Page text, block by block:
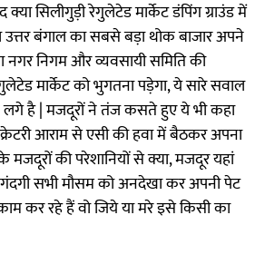
सिलीगुड़ी रेगुलेटेड मार्केट डंपिंग ग्राउंड में
उत्तर बंगाल का सबसे बड़ा थोक बाजार अपने
नगर निगम और व्यवसायी समिति की
मार्केट को भुगतना पड़ेगा, ये सारे सवाल
है | मजदूरों ने तंज कसते हुए ये भी कहा
आराम से एसी की हवा में बैठकर अपना
की परेशानियों से क्या, मजदूर यहां
सभी मौसम को अनदेखा कर अपनी पेट
कर रहे हैं वो जिये या मरे इसे किसी का